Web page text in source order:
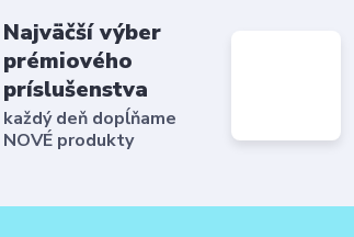
Najväčší výber
prémiového
príslušenstva
každý deň dopĺňame
NOVÉ produkty